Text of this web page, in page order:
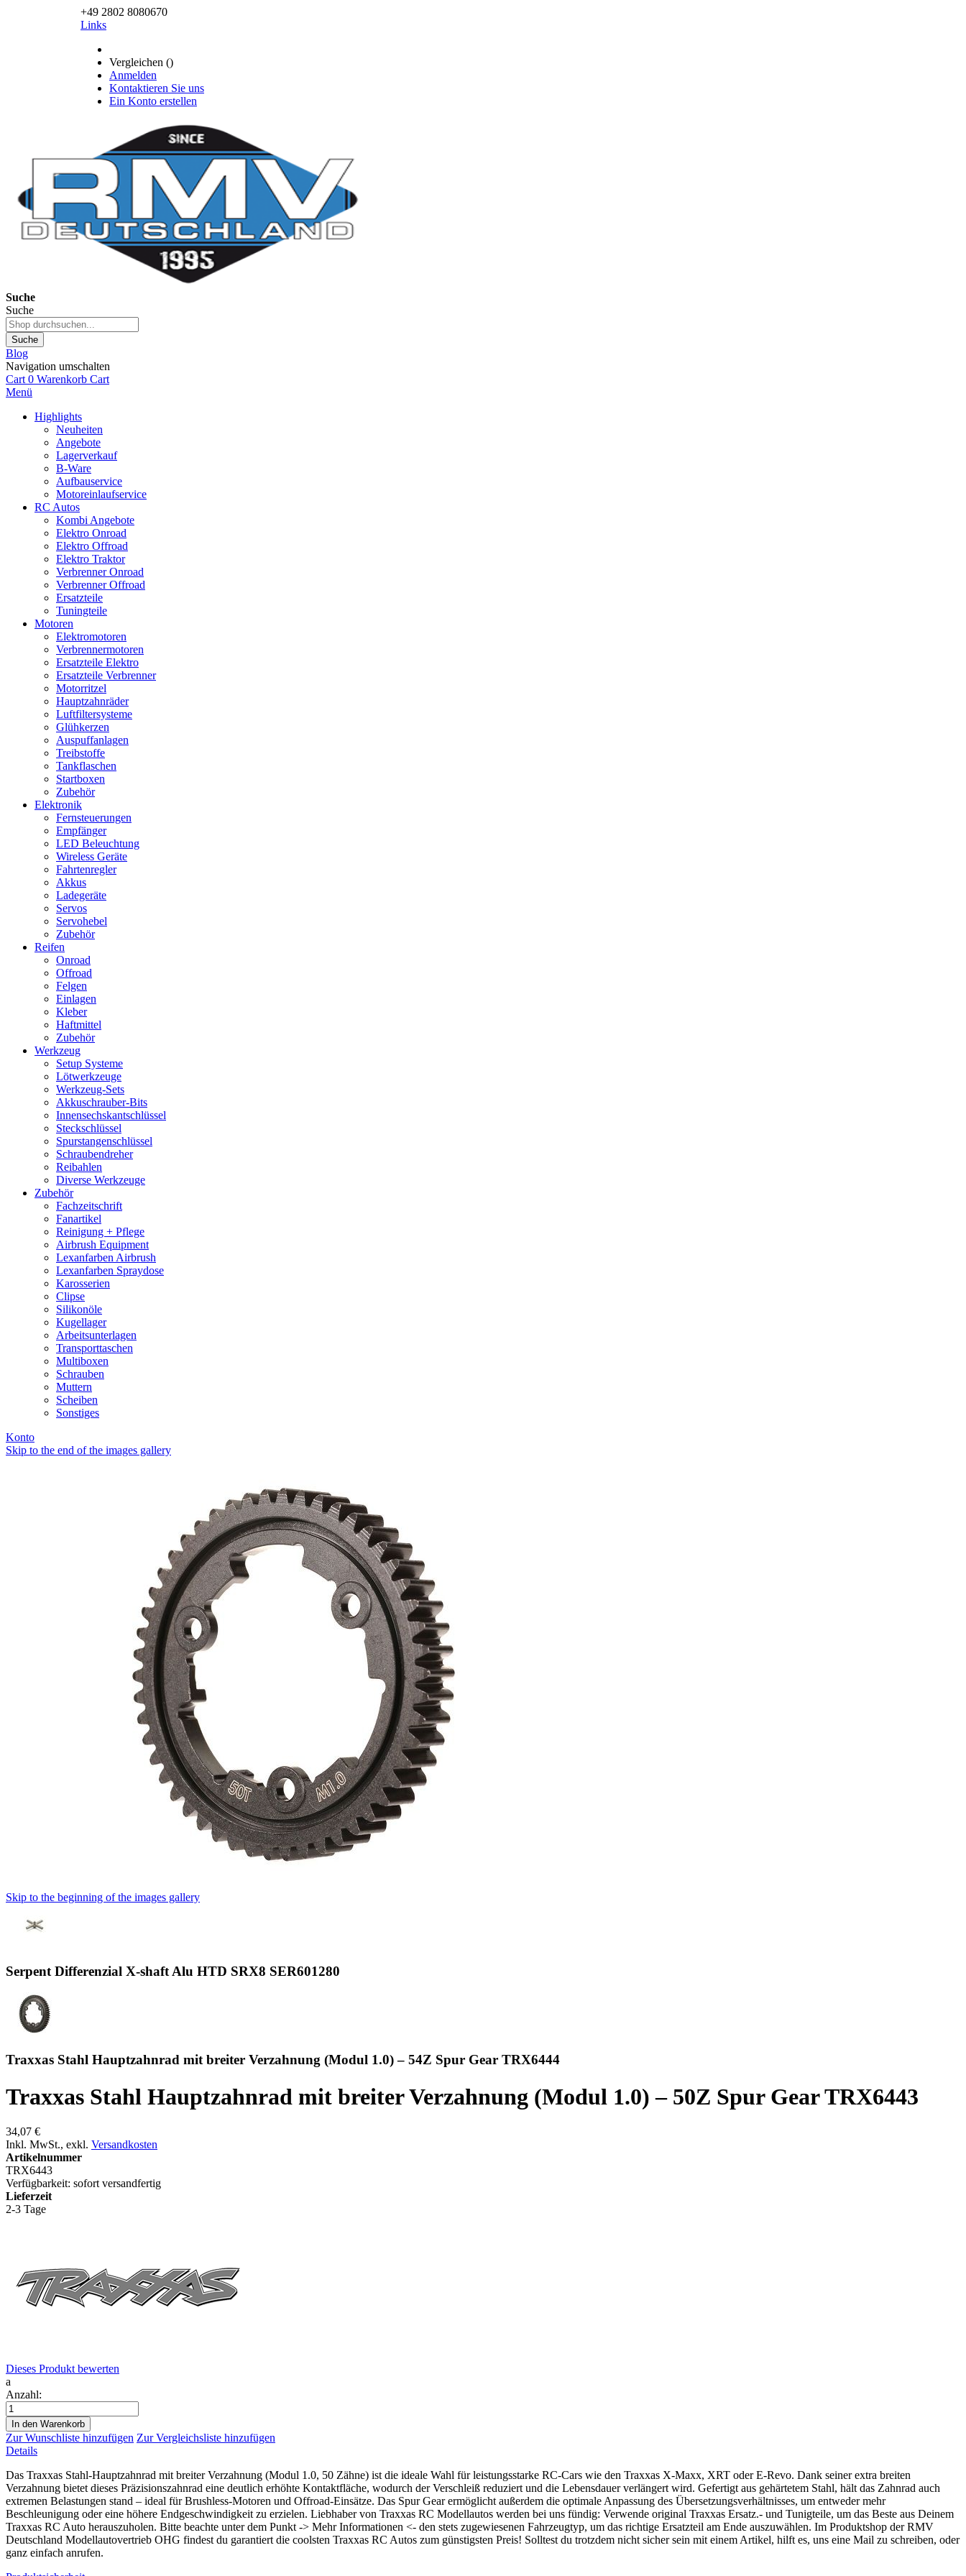
+49 2802 8080670
Links
Vergleichen ()
Anmelden
Kontaktieren Sie uns
Ein Konto erstellen
Suche
Suche
Suche
Blog
Navigation umschalten
Cart 0 Warenkorb Cart
Menü
Highlights
Neuheiten
Angebote
Lagerverkauf
B-Ware
Aufbauservice
Motoreinlaufservice
RC Autos
Kombi Angebote
Elektro Onroad
Elektro Offroad
Elektro Traktor
Verbrenner Onroad
Verbrenner Offroad
Ersatzteile
Tuningteile
Motoren
Elektromotoren
Verbrennermotoren
Ersatzteile Elektro
Ersatzteile Verbrenner
Motorritzel
Hauptzahnräder
Luftfiltersysteme
Glühkerzen
Auspuffanlagen
Treibstoffe
Tankflaschen
Startboxen
Zubehör
Elektronik
Fernsteuerungen
Empfänger
LED Beleuchtung
Wireless Geräte
Fahrtenregler
Akkus
Ladegeräte
Servos
Servohebel
Zubehör
Reifen
Onroad
Offroad
Felgen
Einlagen
Kleber
Haftmittel
Zubehör
Werkzeug
Setup Systeme
Lötwerkzeuge
Werkzeug-Sets
Akkuschrauber-Bits
Innensechskantschlüssel
Steckschlüssel
Spurstangenschlüssel
Schraubendreher
Reibahlen
Diverse Werkzeuge
Zubehör
Fachzeitschrift
Fanartikel
Reinigung + Pflege
Airbrush Equipment
Lexanfarben Airbrush
Lexanfarben Spraydose
Karosserien
Clipse
Silikonöle
Kugellager
Arbeitsunterlagen
Transporttaschen
Multiboxen
Schrauben
Muttern
Scheiben
Sonstiges
Konto
Skip to the end of the images gallery
Skip to the beginning of the images gallery
Serpent Differenzial X-shaft Alu HTD SRX8 SER601280
Traxxas Stahl Hauptzahnrad mit breiter Verzahnung (Modul 1.0) – 54Z Spur Gear TRX6444
Traxxas Stahl Hauptzahnrad mit breiter Verzahnung (Modul 1.0) – 50Z Spur Gear TRX6443
34,07 €
Inkl. MwSt., exkl. Versandkosten
Artikelnummer
TRX6443
Verfügbarkeit: sofort versandfertig
Lieferzeit
2-3 Tage
Dieses Produkt bewerten
a
Anzahl:
In den Warenkorb
Zur Wunschliste hinzufügen Zur Vergleichsliste hinzufügen
Details
Das Traxxas Stahl-Hauptzahnrad mit breiter Verzahnung (Modul 1.0, 50 Zähne) ist die ideale Wahl für leistungsstarke RC-Cars wie den Traxxas X-Maxx, XRT oder E-Revo. Dank seiner extra breiten
Verzahnung bietet dieses Präzisionszahnrad eine deutlich erhöhte Kontaktfläche, wodurch der Verschleiß reduziert und die Lebensdauer verlängert wird. Gefertigt aus gehärtetem Stahl, hält das Zahnrad auch
extremen Belastungen stand – ideal für Brushless-Motoren und Offroad-Einsätze. Das Spur Gear ermöglicht außerdem die optimale Anpassung des Übersetzungsverhältnisses, um entweder mehr
Beschleunigung oder eine höhere Endgeschwindigkeit zu erzielen. Liebhaber von Traxxas RC Modellautos werden bei uns fündig: Verwende original Traxxas Ersatz.- und Tunigteile, um das Beste aus Deinem
Traxxas RC Auto herauszuholen. Bitte beachte unter dem Punkt -> Mehr Informationen <- den stets zugewiesenen Fahrzeugtyp, um das richtige Ersatzteil am Ende auszuwählen. Im Produktshop der RMV
Deutschland Modellautovertrieb OHG findest du garantiert die coolsten Traxxas RC Autos zum günstigsten Preis! Solltest du trotzdem nicht sicher sein mit einem Artikel, hilft es, uns eine Mail zu schreiben, oder
ganz einfach anrufen.